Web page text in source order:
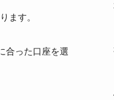
ます。
合った口座を選